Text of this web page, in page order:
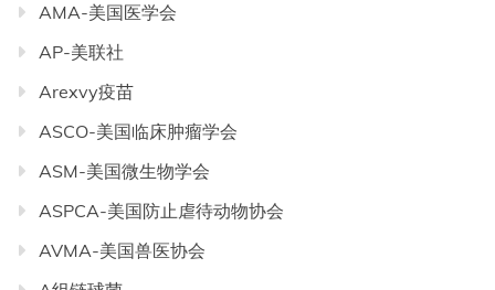
AMA-美国医学会
AP-美联社
Arexvy疫苗
ASCO-美国临床肿瘤学会
ASM-美国微生物学会
ASPCA-美国防止虐待动物协会
AVMA-美国兽医协会